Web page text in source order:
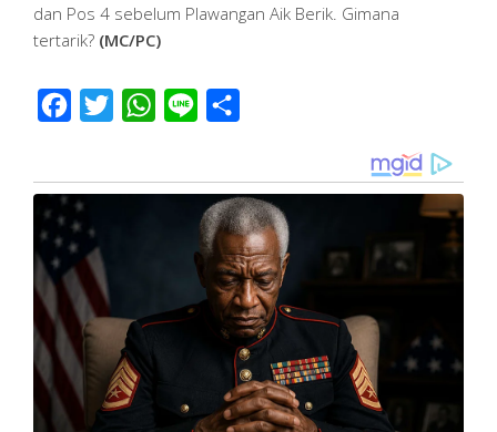
dan Pos 4 sebelum Plawangan Aik Berik. Gimana
tertarik? (MC/PC)
Facebook
Twitter WhatsApp
Line